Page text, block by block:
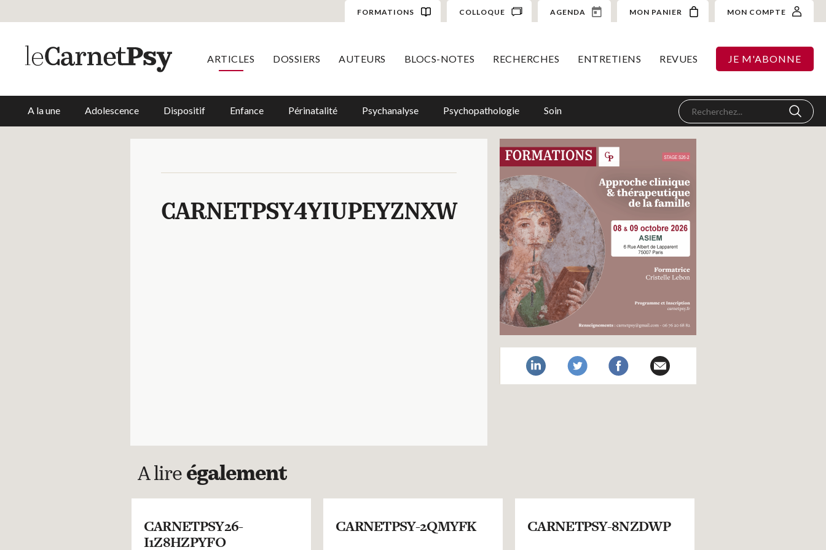
FORMATIONS COLLOQUE AGENDA MON PANIER MON COMPTE
ARTICLES DOSSIERS AUTEURS BLOCS-NOTES RECHERCHES ENTRETIENS REVUES JE M'ABONNE
A la une Adolescence Dispositif Enfance Périnatalité Psychanalyse Psychopathologie Soin
CARNETPSY4YIUPEYZNXW
A lire également
CARNETPSY26-
I1Z8HZPYFO
CARNETPSY-2QMYFK CARNETPSY-8NZDWP